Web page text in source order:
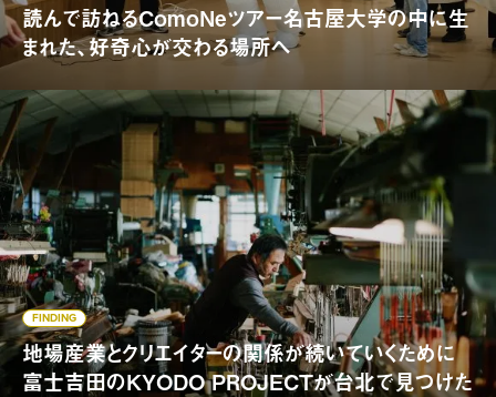
読んで訪ねるComoNeツアー名古屋大学の中に生
まれた、好奇心が交わる場所へ
FINDING
地場産業とクリエイターの関係が続いていくために
富士吉田のKYODO PROJECTが台北で見つけた